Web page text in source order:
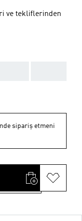
ve tekliflerinden
sipariş etmeni